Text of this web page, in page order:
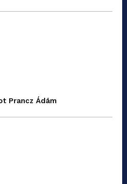
Prancz Ádám